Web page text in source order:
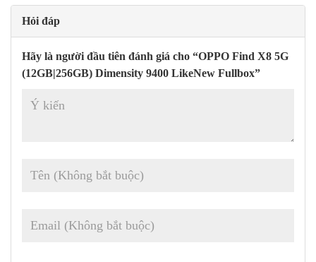
(
Mediatek Dimensity 9400 (3 nm) ; CPU :Lõi tám
(1×3,63 GHz Cortex-X925 & 3×3,3 GHz Cortex-X4 & 4×2,4
Bộ nhớ:
50 MP, f/2.6, 73mm (ống kính tiềm vọng tele), zoom quang 3x,
Camera trước:32 MP, f/2.4, 21mm (rộng), 1/2.74″, 0.8µm ;
Hỏi đáp
Hãy là người đầu tiên đánh giá cho “OPPO Find X8 5G
(12GB|256GB) Dimensity 9400 LikeNew Fullbox”